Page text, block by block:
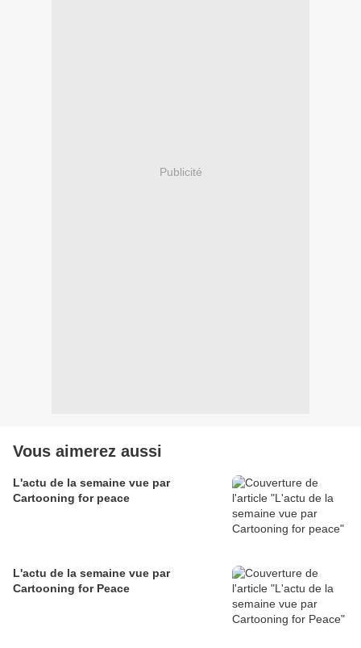
Publicité
Vous aimerez aussi
L'actu de la semaine vue par
Cartooning for peace
L'actu de la semaine vue par
Cartooning for Peace